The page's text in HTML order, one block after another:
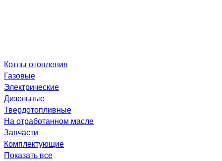
Котлы отопления
Газовые
Электрические
Дизельные
Твердотопливные
На отработанном масле
Запчасти
Комплектующие
Показать все